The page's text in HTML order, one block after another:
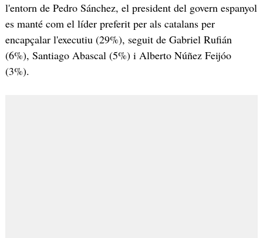
l'entorn de Pedro Sánchez, el president del govern espanyol
es manté com el líder preferit per als catalans per
encapçalar l'executiu (29%), seguit de Gabriel Rufián
(6%), Santiago Abascal (5%) i Alberto Núñez Feijóo
(3%).